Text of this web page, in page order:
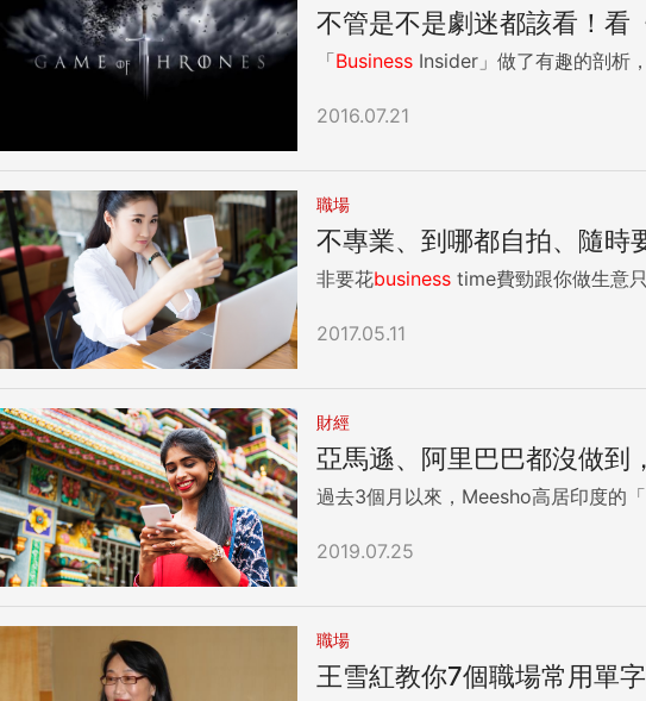
不管是不是劇迷都該看！看
「Business Insider」做了有趣的剖析
2016.07.21
職場
不專業、到哪都自拍、隨時
非要花business time費勁跟你做生意
2017.05.11
財經
亞馬遜、阿里巴巴都沒做到
過去3個月以來，Meesho高居印度的「
2019.07.25
職場
王雪紅教你7個職場常用單字